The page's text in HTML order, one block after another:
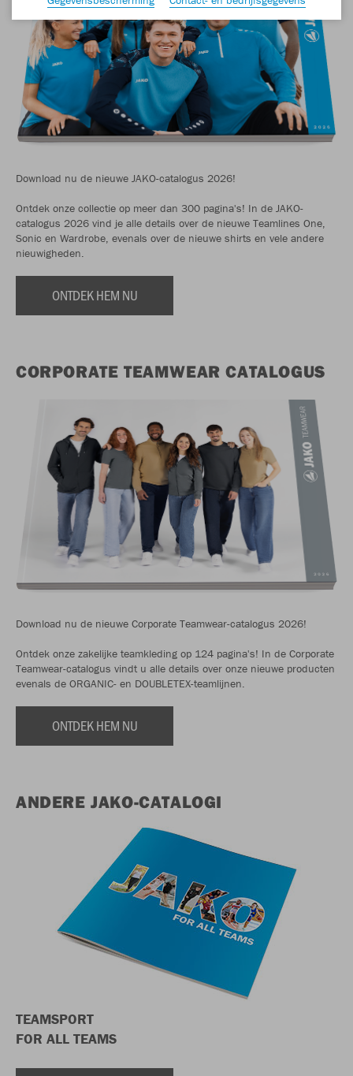
Download nu de nieuwe JAKO-catalogus 2026!
Ontdek onze collectie op meer dan 300 pagina's! In de JAKO-
catalogus 2026 vind je alle details over de nieuwe Teamlines One,
Sonic en Wardrobe, evenals over de nieuwe shirts en vele andere
nieuwigheden.
ONTDEK HEM NU
CORPORATE TEAMWEAR CATALOGUS
Download nu de nieuwe Corporate Teamwear-catalogus 2026!
Ontdek onze zakelijke teamkleding op 124 pagina's! In de Corporate
Teamwear-catalogus vindt u alle details over onze nieuwe producten
evenals de ORGANIC- en DOUBLETEX-teamlijnen.
ONTDEK HEM NU
ANDERE JAKO-CATALOGI
TEAMSPORT
FOR ALL TEAMS